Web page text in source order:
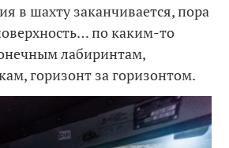
в шахту заканчивается, пора
по каким-то
лабиринтам,
горизонт за горизонтом.